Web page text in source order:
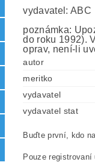
vydavatel: ABC
poznámka:
do roku 1992).
oprav, není-li
autor
meritko
vydavatel
vydavatel stat
Buďte první, kdo
Pouze